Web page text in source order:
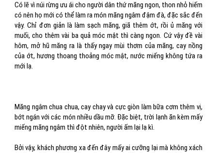
Có lẽ vì núi rừng ưu ái cho người dân thứ măng ngon, thon nhỏ hiếm
có nên họ mới có thể làm ra món măng ngâm đậm đà, đặc sắc đến
vậy. Chỉ đơn giản là làm sạch măng, giã thêm ớt, rồi ủ măng với
muối, cho thêm vài ba quả móc mật thì càng ngon. Cứ vậy đề vài
hôm, mở hũ măng ra là thấy ngay mùi thơm của măng, cay nồng
của ớt, hương thoang thoảng móc mật, nước miếng không tứa ra
mới lạ.
Măng ngâm chua chua, cay chay và cực giòn làm bữa cơm thêm vị,
bớt ngán với các món nhiều dầu mỡ. Đặc biệt, trời lạnh ăn kèm mấy
miếng măng ngâm thì đột nhiên, người ấm lại lạ kì.
Bởi vậy, khách phương xa đến đây mấy ai cưỡng lại mà không xách